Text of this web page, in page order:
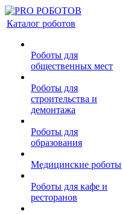
Каталог роботов
Роботы для
общественных мест
Роботы для
строительства и
демонтажа
Роботы для
образования
Медицинские роботы
Роботы для кафе и
ресторанов